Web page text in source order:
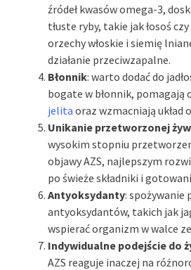
źródeł kwasów omega-3,
tłuste ryby, takie jak łosoś
orzechy włoskie i siemię
działanie przeciwzapalne.
Błonnik: warto dodać do
bogate w błonnik, pomagają
jelita oraz wzmacniają układ
Unikanie przetworzonej
wysokim stopniu
objawy AZS, najlepszym
po świeże składniki i
Antyoksydanty: spożywanie
antyoksydantów, takich jak
wspierać organizm w walce
Indywidualne podejście do
AZS reaguje inaczej na